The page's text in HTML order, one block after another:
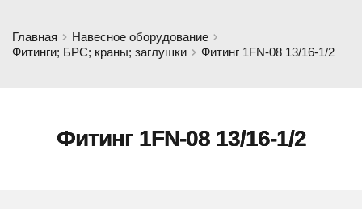
Главная
Навесное оборудование
Фитинги; БРС; краны; заглушки
Фитинг 1FN-08 13/16-1/2
Фитинг 1FN-08 13/16-1/2